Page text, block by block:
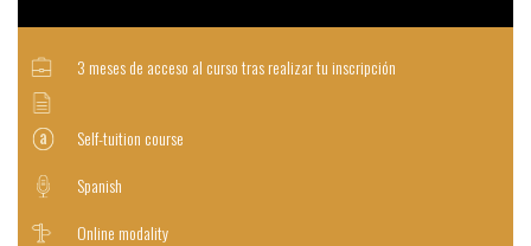
3 meses de acceso al curso tras realizar tu inscripción
Self-tuition course
Spanish
Online modality